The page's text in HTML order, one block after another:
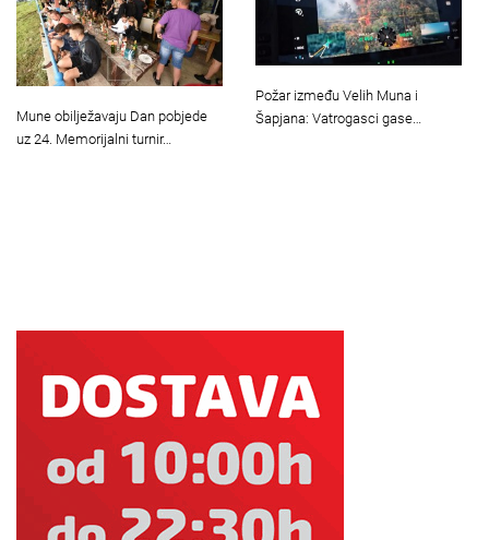
Mune obilježavaju Dan pobjede
uz 24. Memorijalni turnir…
Požar između Velih Muna i
Šapjana: Vatrogasci gase…